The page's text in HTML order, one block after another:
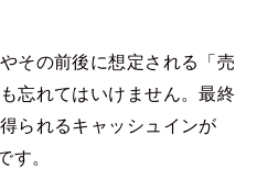
その前後に想定される「売
忘れてはいけません。最終
られるキャッシュインが
す。